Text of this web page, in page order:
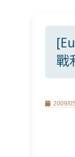
戰
Posted
2009/